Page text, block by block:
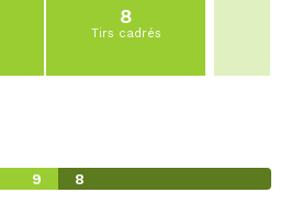
8
Tirs cadrés
9 8